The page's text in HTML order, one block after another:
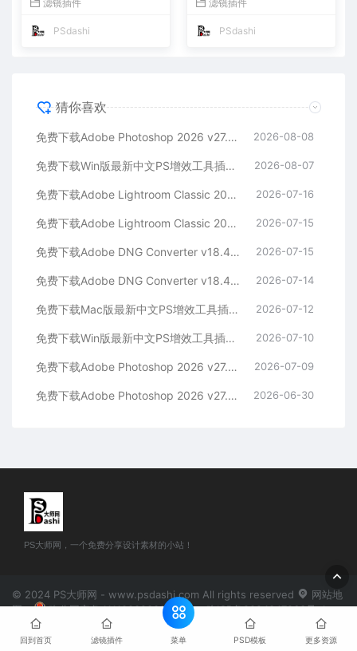
安装包摄影后期照片图片编辑
滤镜插件
PSdashi
安装包摄影后期照片图片编辑
滤镜插件
PSdashi
猜你喜欢
免费下载Adobe Photoshop 2026 v27.9.1 for MAC多国语言版正式中文最新PS软件激活一键安装包Ai智能修图设计师平面设计工具 2026-08-08
免费下载Win版最新中文PS增效工具插件Adobe Camera Raw 2026 ACR v18.5.0 摄影后期一键安装包预设Lrc照片文件文档格式打开处理编辑 2026-08-07
免费下载Adobe Lightroom Classic 2026 v15.4.1 for Mac多国语言版中文LrC软件激活安装包摄影后期照片图片编辑工具 2026-07-16
免费下载Adobe Lightroom Classic 2026 v15.4.1 for win多国语言版中文LrC软件激活安装包摄影后期照片图片编辑工具 2026-07-15
免费下载Adobe DNG Converter v18.4.1 for Mac多国语言中文版安装包图片RAW相机照片格式转换器Lrc数字负片PS插件软件工具 2026-07-15
免费下载Adobe DNG Converter v18.4.1 for Win多国语言中文版安装包图片RAW相机照片格式转换器Lrc数字负片PS插件软件工具 2026-07-14
免费下载Mac版最新中文PS增效工具插件Adobe Camera Raw 2026 ACR v18.4.1 摄影后期一键安装包预设Lrc照片文件文档格式打开处理编辑 2026-07-12
免费下载Win版最新中文PS增效工具插件Adobe Camera Raw 2026 ACR v18.4.1 摄影后期一键安装包预设Lrc照片文件文档格式打开处理编辑 2026-07-10
免费下载Adobe Photoshop 2026 v27.8.0.13 for MAC多国语言版正式中文最新PS软件激活一键安装包Ai智能修图设计师平面设计工具 2026-07-09
免费下载Adobe Photoshop 2026 v27.8.0.13 for win多国语言版正式中文最新PS软件激活一键安装包Ai智能修图设计师平面设计工具 2026-06-30
PS大师网，一个免费分享设计素材的小站！
© 2024 PS大师网 - www.psdashi.com All rights reserved
网站地
图
豫公网安备41110002000302号 豫ICP备2024047263号-1
回到首页 滤镜插件 菜单 PSD模板 更多资源